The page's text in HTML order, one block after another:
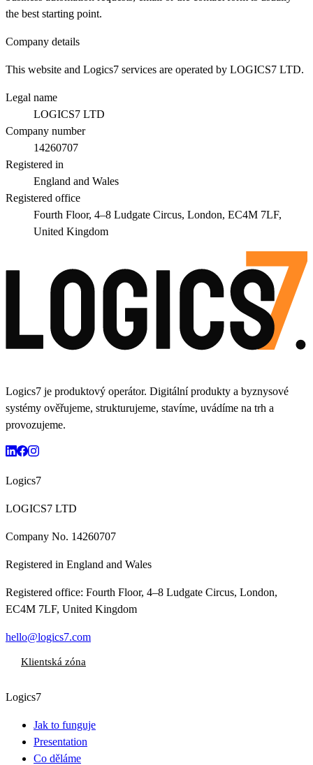
the best starting point.
Company details
This website and Logics7 services are operated by LOGICS7 LTD.
Legal name
LOGICS7 LTD
Company number
14260707
Registered in
England and Wales
Registered office
Fourth Floor, 4–8 Ludgate Circus, London, EC4M 7LF,
United Kingdom
Logics7 je produktový operátor. Digitální produkty a byznysové
systémy ověřujeme, strukturujeme, stavíme, uvádíme na trh a
provozujeme.
Logics7
LOGICS7 LTD
Company No. 14260707
Registered in England and Wales
Registered office: Fourth Floor, 4–8 Ludgate Circus, London,
EC4M 7LF, United Kingdom
hello@logics7.com
Klientská zóna
Logics7
Jak to funguje
Presentation
Co děláme